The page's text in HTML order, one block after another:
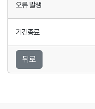
오류 발생
기간종료
뒤로